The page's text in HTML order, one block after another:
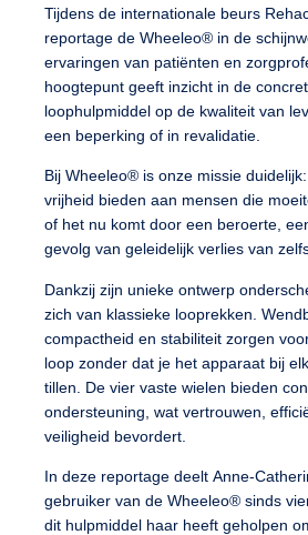
Tijdens de internationale beurs
reportage de Wheeleo® in de
ervaringen van patiënten en
hoogtepunt geeft inzicht in de
loophulpmiddel op de kwaliteit van
een beperking of in revalidatie.
Bij Wheeleo® is onze missie duidelijk:
vrijheid bieden aan mensen die
of het nu komt door een beroerte ,
gevolg van geleidelijk verlies van
Dankzij zijn unieke ontwerp
zich van klassieke looprekken
compactheid en stabiliteit zorgen
loop zonder dat je het apparaat bij
tillen. De vier vaste wielen bieden
ondersteuning , wat vertrouwen
veiligheid bevordert.
In deze reportage deelt Anne-
gebruiker van de Wheeleo® sinds
dit hulpmiddel haar heeft geholpen